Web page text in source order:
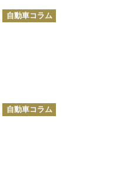
カ
テ
自動車コラム
カ
テ
自動車コラム